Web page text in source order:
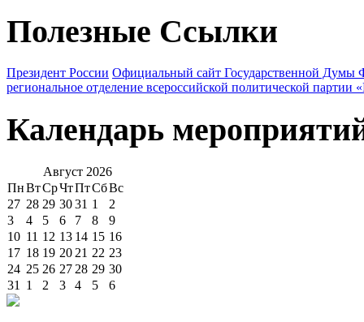
Полезные Ссылки
Президент России Официальный сайт Государственной Думы
региональное отделение всероссийской политической партии
Календарь
Август 2026
ПнВтСрЧтПтСбВс
27 28 29 3031 1
2
3
4 5 6 7 8
9
10 11 12 13 14 15 16
17 18 19 20 21 22 23
24 25 26 27 28 29 30
31
1 2 3 4 5 6